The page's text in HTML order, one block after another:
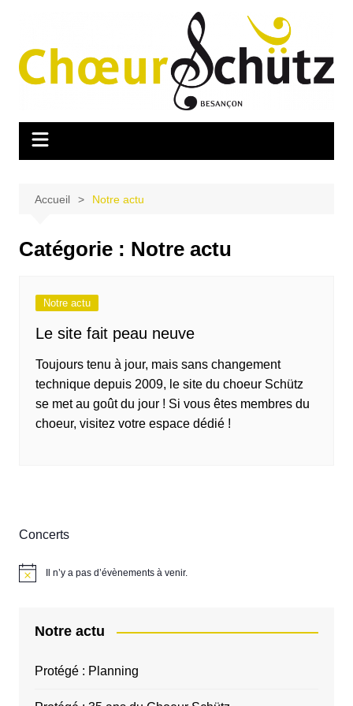
contenu
Accueil Notre actu
Catégorie : Notre actu
Notre actu
Le site fait peau neuve
Toujours tenu à jour, mais sans changement
technique depuis 2009, le site du choeur Schütz
se met au goût du jour ! Si vous êtes membres du
choeur, visitez votre espace dédié !
Concerts
N
Il n’y a pas d’évènements à venir.
Notre actu
Protégé : Planning